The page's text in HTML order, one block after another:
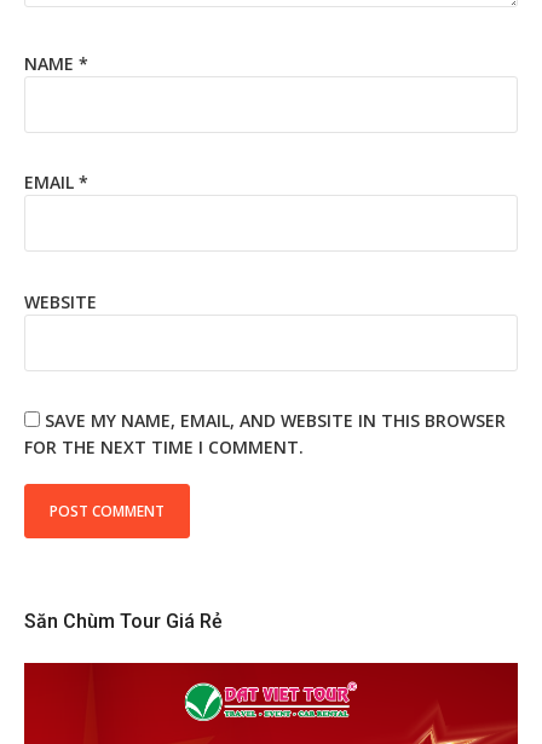
NAME *
EMAIL *
WEBSITE
SAVE MY NAME, EMAIL, AND WEBSITE IN THIS BROWSER
FOR THE NEXT TIME I COMMENT.
Săn Chùm Tour Giá Rẻ